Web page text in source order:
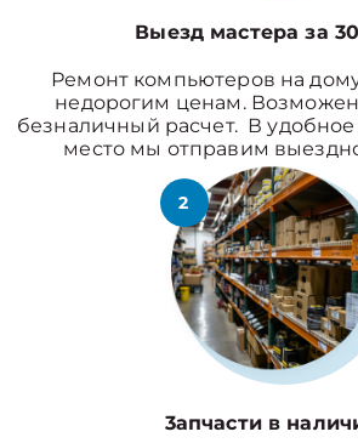
Выезд мастера за
Ремонт компьютеров на
недорогим ценам.
безналичный расчет. В
место мы отправим
2
3апчасти в